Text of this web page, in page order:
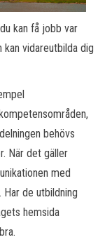
kan få jobb var
vidareutbilda dig
behövs
När det gäller
med
de utbildning
hemsida